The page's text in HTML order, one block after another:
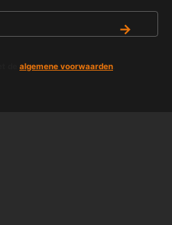
→
algemene voorwaarden